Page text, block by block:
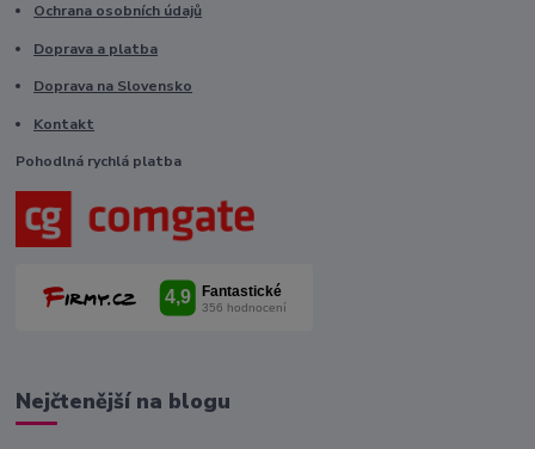
Ochrana osobních údajů
Doprava a platba
Doprava na Slovensko
Kontakt
Pohodlná rychlá platba
Nejčtenější na blogu